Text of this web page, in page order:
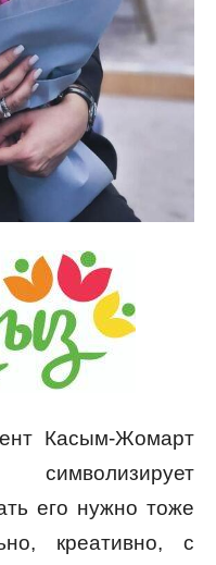
Касым-Жомарт
его нужно тоже
креативно, с